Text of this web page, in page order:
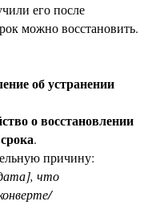
его после
можно восстановить.
об устранении
о восстановлении
.
причину:
что